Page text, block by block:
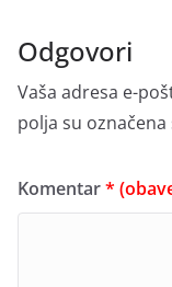
Odgovori
Vaša adresa e-
polja su označena
Komentar*